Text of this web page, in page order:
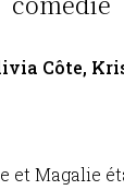
Côte,
et Magalie